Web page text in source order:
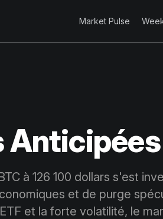
Market Pulse
Anticipées
à 126 100 dollars s'est
et de purge
et la forte volatilité, le